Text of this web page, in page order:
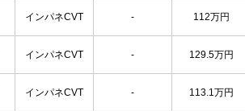
インパネCVT - 112万円
インパネCVT - 129.5万円
インパネCVT - 113.1万円